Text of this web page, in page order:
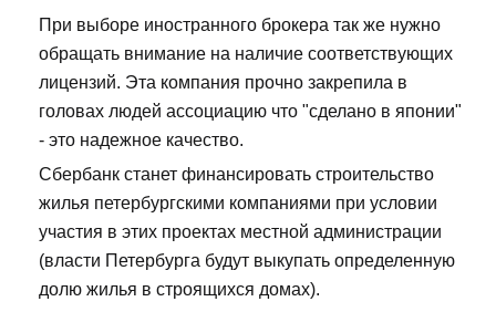
При выборе иностранного брокера так же нужно
обращать внимание на наличие соответствующих
лицензий. Эта компания прочно закрепила в
головах людей ассоциацию что "сделано в японии"
- это надежное качество.
Сбербанк станет финансировать строительство
жилья петербургскими компаниями при условии
участия в этих проектах местной администрации
(власти Петербурга будут выкупать определенную
долю жилья в строящихся домах).